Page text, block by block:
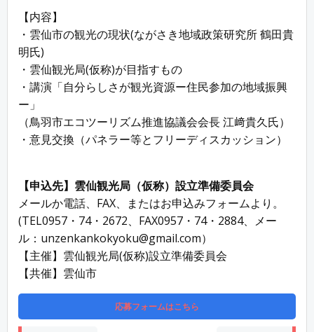
【内容】
・雲仙市の観光の現状(ながさき地域政策研究所 鶴田貴
明氏)
・雲仙観光局(仮称)が目指すもの
・講演「自分らしさが観光資源ー住民参加の地域振興
ー」
（鳥羽市エコツーリズム推進協議会会長 江﨑貴久氏）
・意見交換（パネラー等とフリーディスカッション）
【申込先】雲仙観光局（仮称）設立準備委員会
メールか電話、FAX、またはお申込みフォームより。
(TEL0957・74・2672、FAX0957・74・2884、メー
ル：unzenkankokyoku@gmail.com）
【主催】雲仙観光局(仮称)設立準備委員会
【共催】雲仙市
応募フォームはこちら